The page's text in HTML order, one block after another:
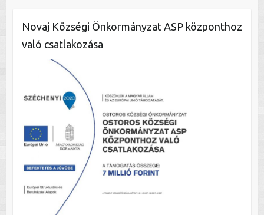
Novaj Községi Önkormányzat ASP központhoz
való csatlakozása